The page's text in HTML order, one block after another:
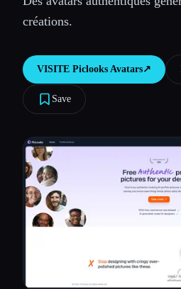
🎓Étudiants
Blog
Comparer les outils
Toutes les catégories
À propos
créations.
VISITE Piclooks Avatars↗︎
Save